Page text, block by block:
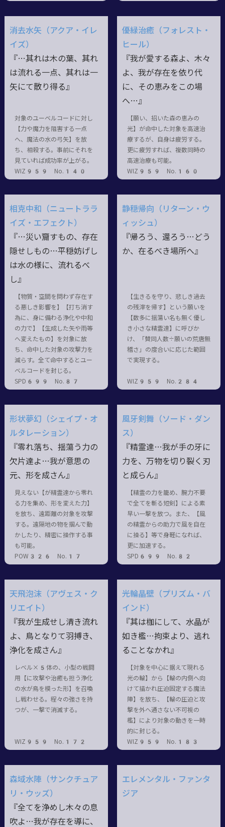
消去水矢（アクア・イレ
イズ）
『…其れは木の葉、其れ
は流れる一点、其れは一
矢にて散り得る』
対象のユーベルコードに対し
【力や魔力を阻害する一点
へ、魔法の水の弓矢】を放
ち、相殺する。事前にそれを
見ていれば成功率が上がる。
WIZ959 No.140
優緑治癒（フォレスト・
ヒール）
『我が愛する森よ、木々
よ、我が存在を依り代
に、その恵みをこの場
へ…』
【願い、招いた森の恵みの
光】が命中した対象を高速治
療するが、自身は疲労する。
更に疲労すれば、複数同時の
高速治療も可能。
WIZ959 No.160
相克中和（ニュートララ
イズ・エフェクト）
『…災い齎すもの、存在
隠せしもの…平穏妨げし
は水の様に、流れるべ
し』
【物質・空間を問わず存在す
る悪しき影響を】【打ち消す
為に、身に備わる浄化や中和
の力で】【生成した矢や雨等
へ変えたもの】を対象に放
ち、命中した対象の攻撃力を
減らす。全て命中するとユー
ベルコードを封じる。
SPD699 No.87
静穏帰向（リターン・ウ
ィッシュ）
『帰ろう、還ろう…どう
か、在るべき場所へ』
【生きるを守り、悲しき過去
の残滓を帰す】という願いを
【数多に揺蕩い名も無く優し
き小さな精霊達】に呼びか
け、「賛同人数÷願いの荒唐無
稽さ」の度合いに応じた範囲
で実現する。
WIZ959 No.284
形状夢幻（シェイプ・オ
ルタレーション）
『零れ落ち、揺蕩う力の
欠片達よ…我が意思の
元、形を成さん』
見えない【が精霊達から零れ
る力を集め、形を変えた力】
を放ち、遠距離の対象を攻撃
する。遠隔地の物を掴んで動
かしたり、精密に操作する事
も可能。
POW326 No.17
風牙剣舞（ソード・ダン
ス）
『精霊達…我が手の牙に
力を、万物を切り裂く刃
と成らん』
【精霊の力を籠め、腕力不要
で全てを斬る短剣】による素
早い一撃を放つ。また、【風
の精霊からの助力で風を自在
に操る】等で身軽になれば、
更に加速する。
SPD699 No.82
天飛泡沫（アヴェス・ク
リエイト）
『我が生成せし清き流れ
よ、鳥となりて羽搏き、
浄化を成さん』
レベル×5体の、小型の戦闘
用【に攻撃や治癒も担う浄化
の水が鳥を模った形】を召喚
し戦わせる。程々の強さを持
つが、一撃で消滅する。
WIZ959 No.172
光輪晶壁（プリズム・バ
インド）
『其は枷にして、水晶が
如き檻…拘束より、逃れ
ることなかれ』
【対象を中心に据えて現れる
光の輪】から【輪の内側へ向
けて描かれ圧迫固定する魔法
陣】を放ち、【輪の圧迫と攻
撃を外へ通さない不可視の
檻】により対象の動きを一時
的に封じる。
WIZ959 No.183
森域水陣（サンクチュア
リ・ウッズ）
『全てを浄めし木々の息
吹よ…我が存在を導に、
エレメンタル・ファンタ
ジア